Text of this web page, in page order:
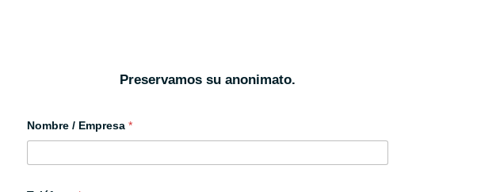
Preservamos su anonimato.
Nombre / Empresa*